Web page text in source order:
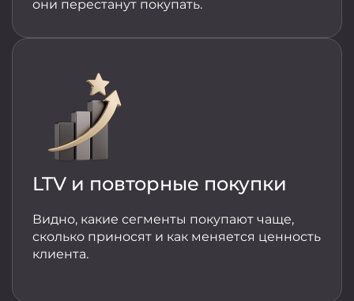
они перестанут покупать.
LTV и повторные покупки
Видно, какие сегменты покупают чаще,
сколько приносят и как меняется ценность
клиента.